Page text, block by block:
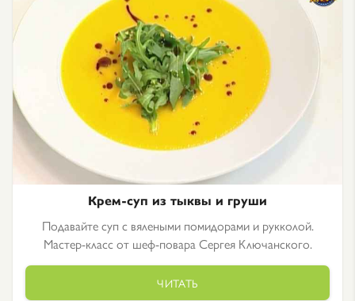
Крем-суп из тыквы и груши
Подавайте суп с вялеными помидорами и рукколой.
Мастер-класс от шеф-повара Сергея Ключанского.
ЧИТАТЬ